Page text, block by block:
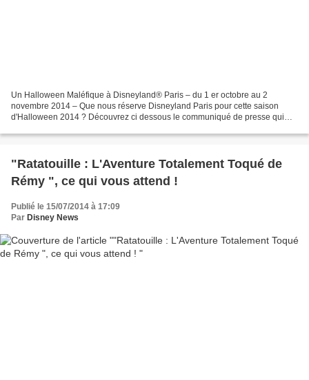
Un Halloween Maléfique à Disneyland® Paris – du 1 er octobre au 2
novembre 2014 – Que nous réserve Disneyland Paris pour cette saison
d'Halloween 2014 ? Découvrez ci dessous le communiqué de presse qui
"Ratatouille : L'Aventure Totalement Toqué de
Rémy ", ce qui vous attend !
Publié le 15/07/2014 à 17:09
Par Disney News